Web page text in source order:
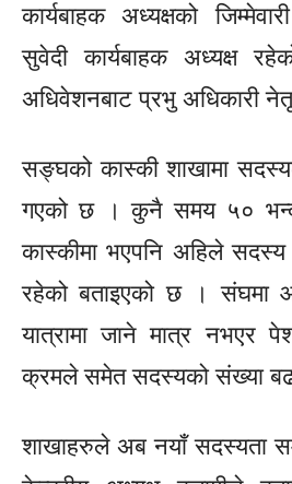
कार्यबाहक अध्यक्षको
सुवेदी कार्यबाहक अध्यक्ष
अधिवेशनबाट प्रभु अधिकारी
सङ्घको कास्की शाखामा
गएको छ । कुनै समय ५०
कास्कीमा भएपनि अहिले
रहेको बताइएको छ । संघमा
यात्रामा जाने मात्र नभएर
क्रमले समेत सदस्यको संख्या
शाखाहरुले अब नयाँ सदस्यता